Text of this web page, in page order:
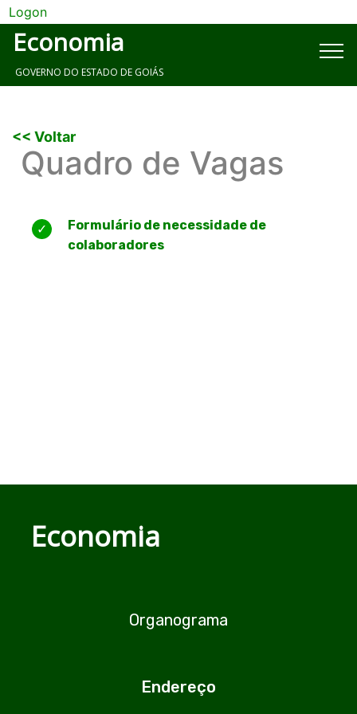
Logon
Economia
GOVERNO DO ESTADO DE GOIÁS
<< Voltar
Quadro de Vagas
Formulário de necessidade de
colaboradores
Economia
Organograma
Endereço